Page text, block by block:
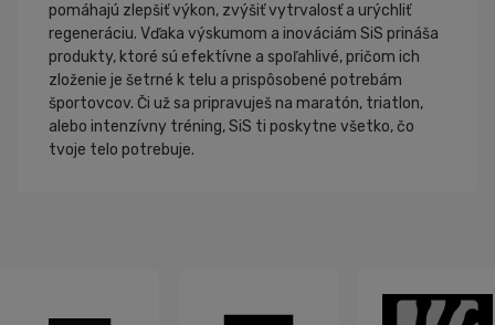
pomáhajú zlepšiť výkon, zvýšiť vytrvalosť a urýchliť
regeneráciu. Vďaka výskumom a inováciám SiS prináša
produkty, ktoré sú efektívne a spoľahlivé, pričom ich
zloženie je šetrné k telu a prispôsobené potrebám
športovcov. Či už sa pripravuješ na maratón, triatlon,
alebo intenzívny tréning, SiS ti poskytne všetko, čo
tvoje telo potrebuje.